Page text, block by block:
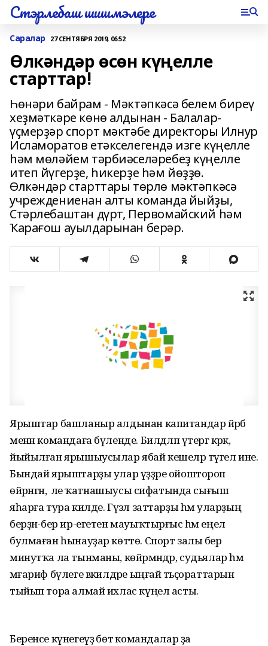
Стэрлебаш шишмэлере
Саралар 27 СЕНТЯБРЯ 2019, 06:52
Өлкәндәр өсөн күңелле
старттар!
Һөнәри байрам - Мәктәпкәсә белем биреү
хеҙмәткәре көнө алдынан - Балалар-
үҫмерҙәр спорт мәктәбе директоры Илнур
Исламоратов етәкселегендә изге күңелле
һәм мөләйем тәрбиәселәребеҙ күңелле
итеп йүгерҙе, һикерҙе һәм йөҙҙө.
Өлкәндәр старттары төрлө мәктәпкәсә
учреждениенан алты команда йыйҙы,
Стәрлебаштан дүрт, Первомайский һәм
Ҡарағош ауылдарынан берәр.
Ярыштар башланыр алдынан капитандар йәрәбә
менән командаға бүленде. Билдәләп үтергә кәрәк,
йыйылған ярышыусылар ябай кешеләр түгел ине.
Бындай ярыштарҙы улар үҙҙәре ойоштороп
өйрәнгән, ә әле ҡатнашыусы сифатында сығыш
яһарға тура килде. Гүзәл заттарҙы һәм уларҙың
берҙән-бер ир-егетен мауыҡтырғыс һәм еңел
булмаған һынауҙар көттө. Спорт залы бер
минутҡа ла тынманы, көйәрмәндәр, судьялар һәм
мәғариф бүлеге вәкилдәре ыңғай тәьҫораттарын
тыйып тора алмай ихлас күңел асты.
Беренсе күнегеүҙә бөтә командалар ҙа